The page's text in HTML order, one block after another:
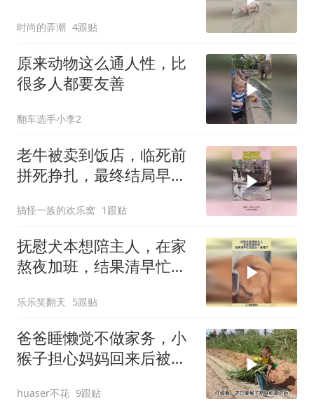
时尚的弄潮 4跟贴
原来动物这么通人性，比
很多人都要友善
翻车选手小李2
老牛被卖到饭店，临死前
拼死挣扎，最终结局早已
搞怪一族的欢乐窝 1跟贴
抚慰犬本想陪主人，在家
熬夜加班，结果清早忙完
乐乐笑翻天 5跟贴
爸爸睡懒觉不做家务，小
猴子担心妈妈回来后被
huaser不花 9跟贴